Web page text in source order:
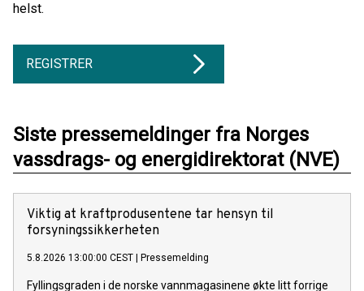
helst.
REGISTRER
Siste pressemeldinger fra Norges
vassdrags- og energidirektorat (NVE)
Viktig at kraftprodusentene tar hensyn til
forsyningssikkerheten
5.8.2026 13:00:00 CEST Pressemelding
Fyllingsgraden i de norske vannmagasinene økte litt forrige